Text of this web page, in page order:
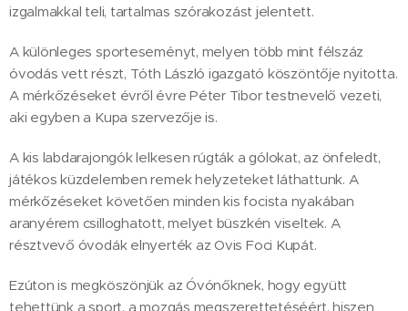
izgalmakkal teli, tartalmas szórakozást jelentett.
A különleges sporteseményt, melyen több mint félszáz
óvodás vett részt, Tóth László igazgató köszöntője nyitotta.
A mérkőzéseket évről évre Péter Tibor testnevelő vezeti,
aki egyben a Kupa szervezője is.
A kis labdarajongók lelkesen rúgták a gólokat, az önfeledt,
játékos küzdelemben remek helyzeteket láthattunk. A
mérkőzéseket követően minden kis focista nyakában
aranyérem csilloghatott, melyet büszkén viseltek. A
résztvevő óvodák elnyerték az Ovis Foci Kupát.
Ezúton is megköszönjük az Óvónőknek, hogy együtt
tehettünk a sport, a mozgás megszerettetéséért, hiszen